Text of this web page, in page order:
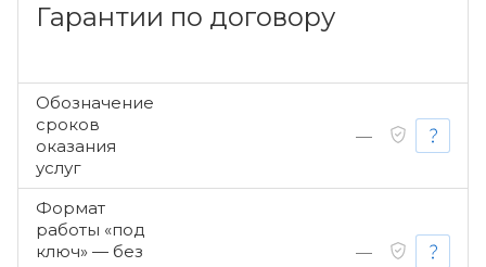
Гарантии по договору
Обозначение
сроков
оказания
услуг
—
Формат
работы «под
ключ» — без
—